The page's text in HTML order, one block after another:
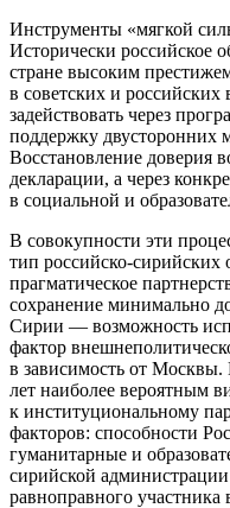
Инструменты «мягкой
Исторически российское
стране высоким
в советских и российских
задействовать через
поддержку двусторонних
Восстановление доверия
декларации, а через
в социальной и
В совокупности эти
тип российско-
прагматическое
сохранение минимально
Сирии — возможность
фактор
в зависимость от
лет наиболее вероятным
к институциональному
факторов: способности
гуманитарные и
сирийской
равноправного участника